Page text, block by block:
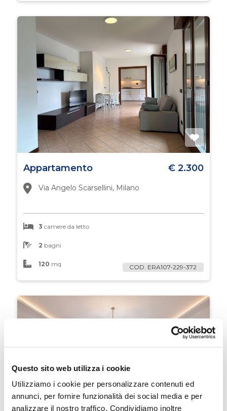
Questo sito web utilizza i cookie
Utilizziamo i cookie per personalizzare contenuti ed
annunci, per fornire funzionalità dei social media e per
analizzare il nostro traffico. Condividiamo inoltre
Appartamento € 2.300
Via Angelo Scarsellini, Milano
3camere da letto
2 bagni
120 mq COD. ERA107-229-372
4+
Bagni
minimi
Qualsiasi
2
3
4
4+
Camere
Qualsiasi
1
3